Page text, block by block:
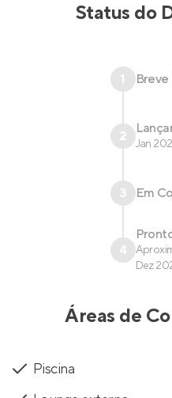
Status do
1
2 Jan
3 Em
4
Dez
Áreas de
Piscina